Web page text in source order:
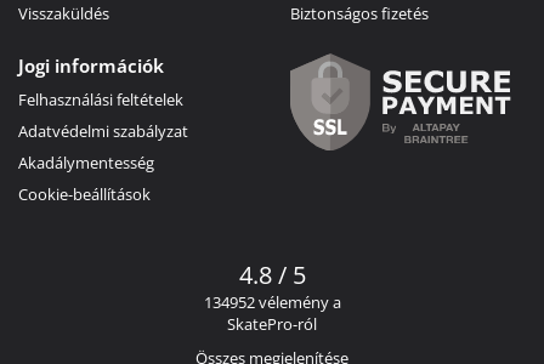
Visszaküldés
Biztonságos fizetés
Jogi információk
Felhasználási feltételek
Adatvédelmi szabályzat
Akadálymentesség
Cookie-beállítások
4.8 / 5
134952 vélemény a
SkatePro-ról
Összes megjelenítése